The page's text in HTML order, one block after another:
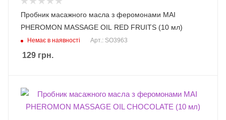
Пробник масажного масла з феромонами MAI
PHEROMON MASSAGE OIL RED FRUITS (10 мл)
Немає в наявності Арт.: SO3963
129 грн.